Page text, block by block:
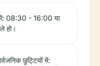
में: 08:30 - 16:00 या
हो।
छुट्टियों में: